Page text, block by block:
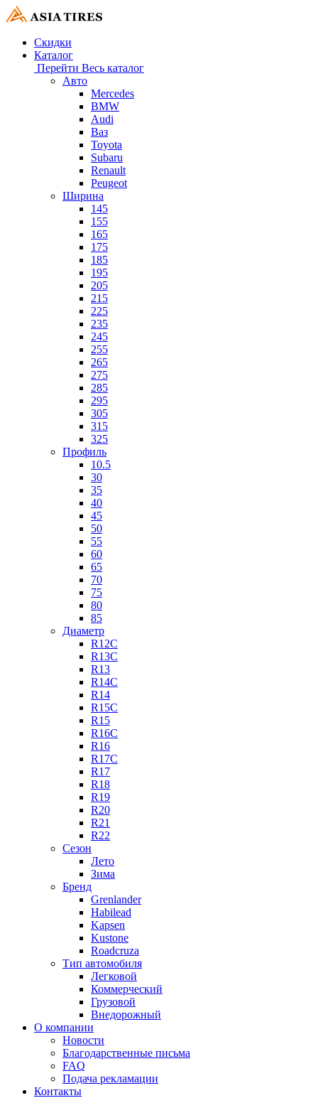
Скидки
Каталог
Перейти Весь каталог
Авто
Mercedes
BMW
Audi
Ваз
Toyota
Subaru
Renault
Peugeot
Ширина
145
155
165
175
185
195
205
215
225
235
245
255
265
275
285
295
305
315
325
Профиль
10.5
30
35
40
45
50
55
60
65
70
75
80
85
Диаметр
R12C
R13C
R13
R14C
R14
R15C
R15
R16C
R16
R17C
R17
R18
R19
R20
R21
R22
Сезон
Лето
Зима
Бренд
Grenlander
Habilead
Kapsen
Kustone
Roadcruza
Тип автомобиля
Легковой
Коммерческий
Грузовой
Внедорожный
О компании
Новости
Благодарственные письма
FAQ
Подача рекламации
Контакты